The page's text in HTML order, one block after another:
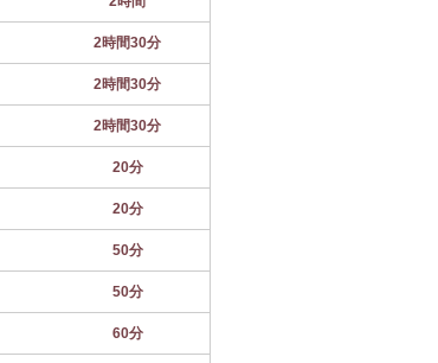
2時間30分
2時間30分
2時間30分
20分
20分
50分
50分
60分